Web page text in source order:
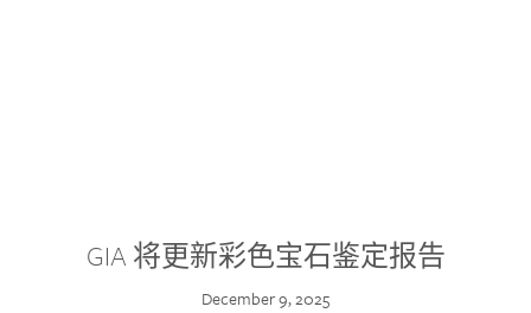
GIA 将更新彩色宝石鉴定报告
December 9, 2025